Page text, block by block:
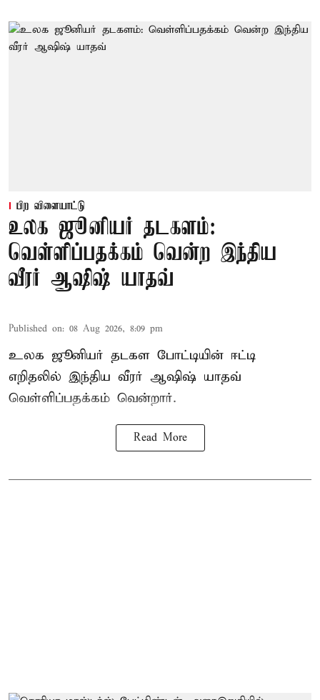
பிற விளையாட்டு
உலக ஜூனியர் தடகளம்:
வெள்ளிப்பதக்கம் வென்ற இந்திய
வீரர் ஆஷிஷ் யாதவ்
Published on: 08 Aug 2026, 8:09 pm
உலக ஜூனியர் தடகள போட்டியின் ஈட்டி
எறிதலில் இந்திய வீரர் ஆஷிஷ் யாதவ்
வெள்ளிப்பதக்கம் வென்றார்.
Read More